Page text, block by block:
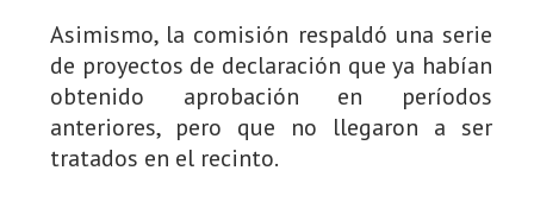
Asimismo, la comisión respaldó una serie
de proyectos de declaración que ya habían
obtenido aprobación en períodos
anteriores, pero que no llegaron a ser
tratados en el recinto.